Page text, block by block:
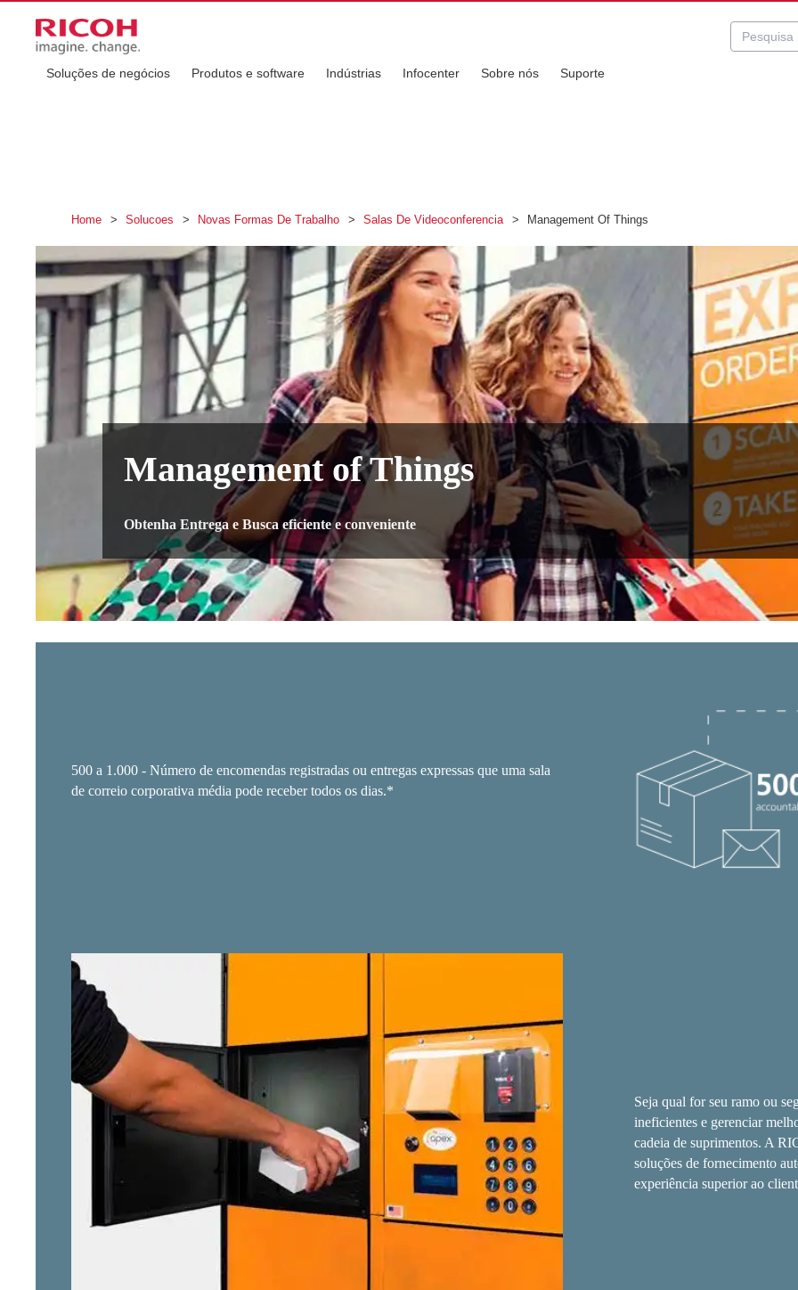
Soluções de negócios Produtos e software Indústrias Infocenter Sobre nós Suporte
Home > Solucoes > Novas Formas De Trabalho > Salas De Videoconferencia > Management Of Things
Management of Things
Obtenha Entrega e Busca eficiente e conveniente
500 a 1.000 - Número de encomendas registradas ou entregas expressas que uma sala
de correio corporativa média pode receber todos os dias.*
Seja qual for seu ramo ou
ineficientes e gerenciar
cadeia de suprimentos. A
soluções de fornecimento
experiência superior ao